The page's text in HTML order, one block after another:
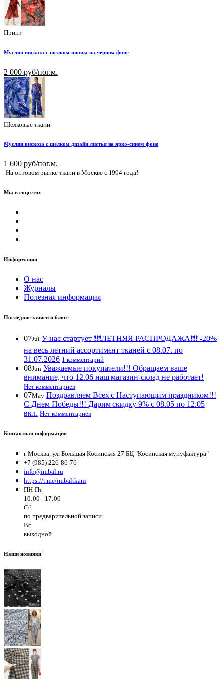
Принт
Муслин вискоза с шелком пионы на черном фоне
2 000 руб/пог.м.
Шелковые ткани
Муслин вискоза с шелком дизайн листья на ярко-синем фоне
1 600 руб/пог.м.
На оптовом рынке ткани в Москве с 1994 года!
Мы в соцсетях
Информация
О нас
Журналы
Полезная информация
Последние записи в блоге
07Jul У нас стартует ❗️❗️❗️ЛЕТНЯЯ РАСПРОДАЖА❗️❗️❗️ -20%
на весь летний ассортимент тканей с 08.07. по
31.07.2026 1 комментарий
08Jun Уважаемые покупатели!!! Обращаем ваше
внимание, что 12.06 наш магазин-склад не работает!
Нет комментариев
07May Поздравляем Всех с Наступающим праздником!!!
С Днем Победы!!! Дарим скидку 9% с 08.05 по 12.05
вкл. Нет комментариев
Контактная информация
г Москва. ул. Большая Косинская 27 БЦ "Косинская мунуфактура"
+7 (985) 226-86-76
info@imbal.ru
https://t.me/imbaltkani
ПН-Пт
10:00 - 17:00
Сб
по предварительной записи
Вс
выходной
Наши новинки